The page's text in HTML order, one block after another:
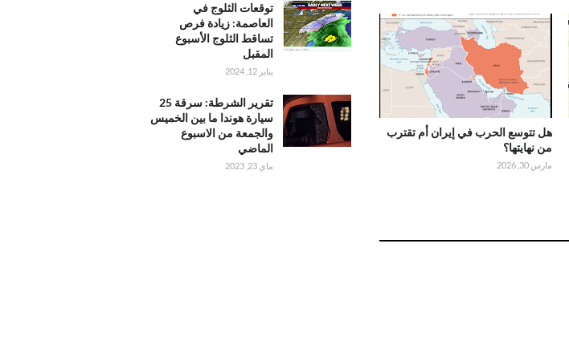
هل تتوسع الحرب في إيران أم تقترب
من نهايتها؟
مارس 30, 2026
توقعات الثلوج في
العاصمة: زيادة فرص
تساقط الثلوج الأسبوع
المقبل
يناير 12, 2024
تقرير الشرطة: سرقة 25
سيارة هوندا ما بين الخميس
والجمعة من الاسبوع
الماضي
ماي 23, 2023